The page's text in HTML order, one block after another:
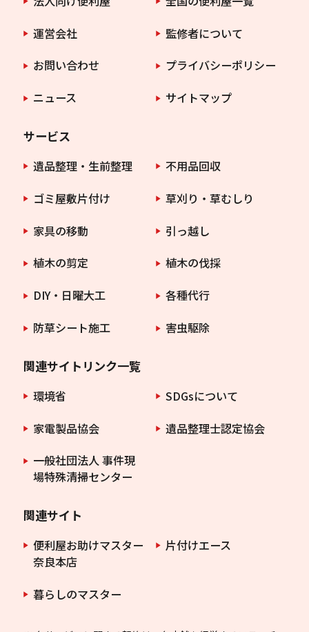
運営会社
監修者について
お問い合わせ
プライバシーポリシー
ニュース
サイトマップ
サービス
遺品整理・生前整理
不用品回収
ゴミ屋敷片付け
草刈り・草むしり
家具の移動
引っ越し
植木の剪定
植木の伐採
DIY・日曜大工
各種代行
防草シート施工
害虫駆除
関連サイトリンク一覧
環境省
SDGsについて
家電製品協会
遺品整理士認定協会
一般社団法人 事件現
場特殊清掃センター
関連サイト
便利屋お助けマスター
奈良本店
片付けエース
暮らしのマスター